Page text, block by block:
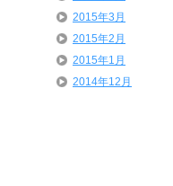
2015年3月
2015年2月
2015年1月
2014年12月